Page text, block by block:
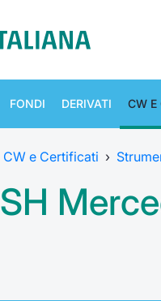
FONDI DERIVATI CW E
CW e Certificati ›